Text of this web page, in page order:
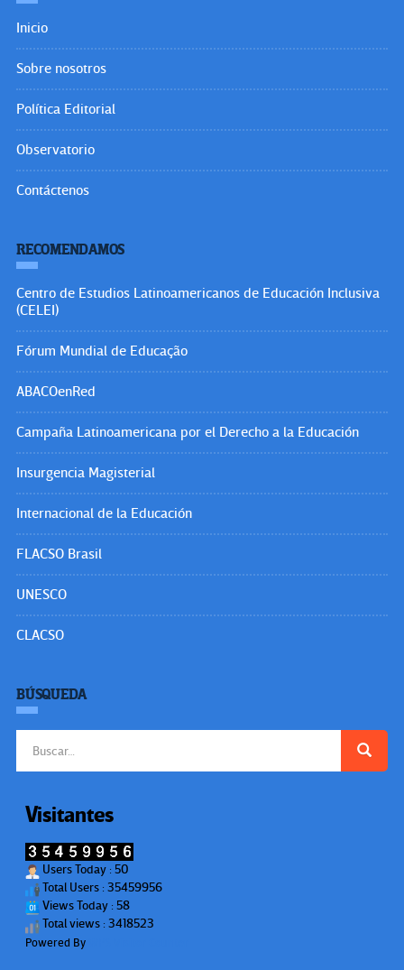
Inicio
Sobre nosotros
Política Editorial
Observatorio
Contáctenos
RECOMENDAMOS
Centro de Estudios Latinoamericanos de Educación Inclusiva
(CELEI)
Fórum Mundial de Educação
ABACOenRed
Campaña Latinoamericana por el Derecho a la Educación
Insurgencia Magisterial
Internacional de la Educación
FLACSO Brasil
UNESCO
CLACSO
BÚSQUEDA
Visitantes
Users Today : 50
Total Users : 35459956
Views Today : 58
Total views : 3418523
Powered By